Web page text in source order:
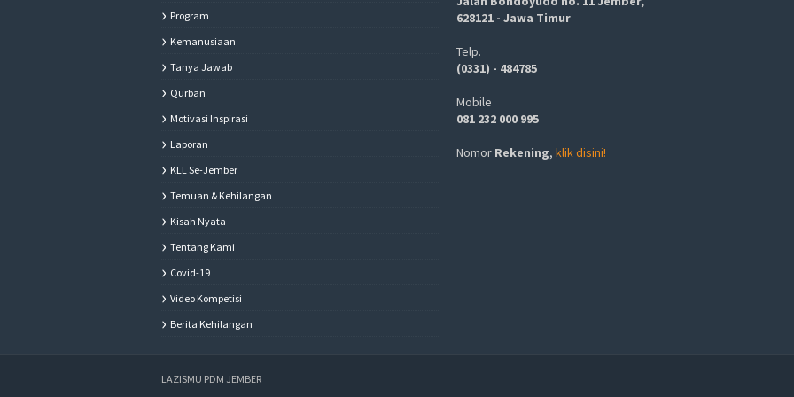
Program
Kemanusiaan
Tanya Jawab
Qurban
Motivasi Inspirasi
Laporan
KLL Se-Jember
Temuan & Kehilangan
Kisah Nyata
Tentang Kami
Covid-19
Video Kompetisi
Berita Kehilangan
628121 - Jawa Timur
Telp.
(0331) - 484785
Mobile
081 232 000 995
Nomor Rekening, klik disini!
LAZISMU PDM JEMBER